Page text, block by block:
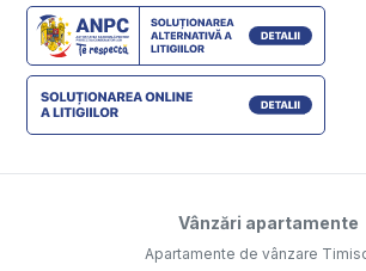
Vânzări apartamente
Apartamente de vânzare